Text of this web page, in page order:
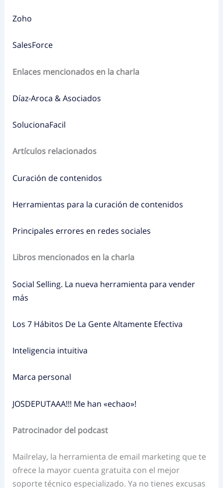
Zoho
SalesForce
Enlaces mencionados en la charla
Díaz-Aroca & Asociados
SolucionaFacil
Artículos relacionados
Curación de contenidos
Herramientas para la curación de contenidos
Principales errores en redes sociales
Libros mencionados en la charla
Social Selling. La nueva herramienta para vender
más
Los 7 Hábitos De La Gente Altamente Efectiva
Inteligencia intuitiva
Marca personal
JOSDEPUTAAA!!! Me han «echao»!
Patrocinador del podcast
Mailrelay, la herramienta de email marketing que te
ofrece la mayor cuenta gratuita con el mejor
soporte técnico especializado. Ya no tienes excusas